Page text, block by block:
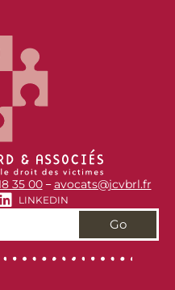
35 00–avocats@jcvbrl.fr
LINKEDIN
Go